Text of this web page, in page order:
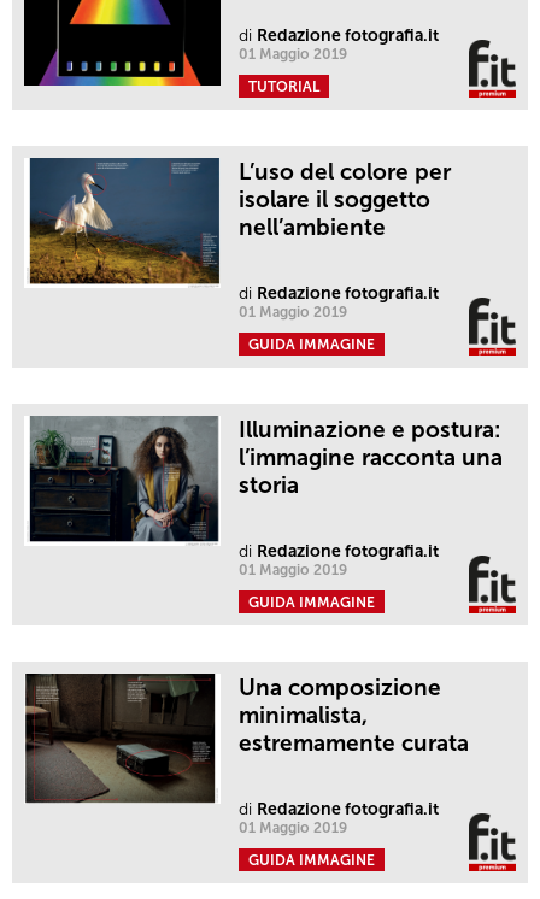
di Redazione fotografia.it
01 Maggio 2019
TUTORIAL
L’uso del colore per
isolare il soggetto
nell’ambiente
di Redazione fotografia.it
01 Maggio 2019
GUIDA IMMAGINE
Illuminazione e postura:
l’immagine racconta una
storia
di Redazione fotografia.it
01 Maggio 2019
GUIDA IMMAGINE
Una composizione
minimalista,
estremamente curata
di Redazione fotografia.it
01 Maggio 2019
GUIDA IMMAGINE